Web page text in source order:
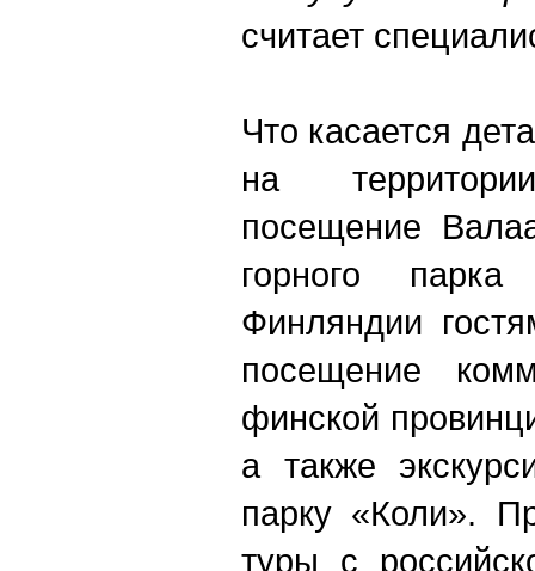
считает
Что касается
на
посещение
горного
Финляндии
посещение
финской
а также
парку «Коли».
туры с